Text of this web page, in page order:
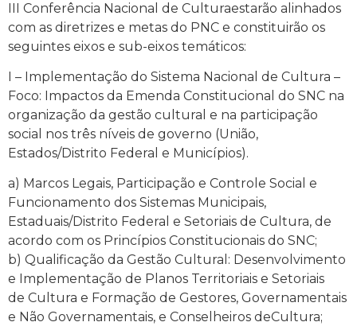
III Conferência Nacional de Culturaestarão alinhados
com as diretrizes e metas do PNC e constituirão os
seguintes eixos e sub-eixos temáticos:
I – Implementação do Sistema Nacional de Cultura –
Foco: Impactos da Emenda Constitucional do SNC na
organização da gestão cultural e na participação
social nos três níveis de governo (União,
Estados/Distrito Federal e Municípios).
a) Marcos Legais, Participação e Controle Social e
Funcionamento dos Sistemas Municipais,
Estaduais/Distrito Federal e Setoriais de Cultura, de
acordo com os Princípios Constitucionais do SNC;
b) Qualificação da Gestão Cultural: Desenvolvimento
e Implementação de Planos Territoriais e Setoriais
de Cultura e Formação de Gestores, Governamentais
e Não Governamentais, e Conselheiros deCultura;